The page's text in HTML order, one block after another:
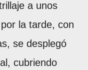
a unos
la tarde, con
se desplegó
cubriendo